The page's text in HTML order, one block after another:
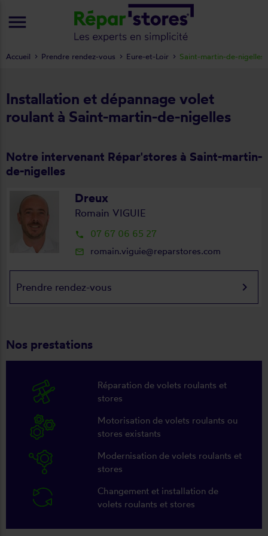
Installation et dépannage volet
roulant à Saint-martin-de-nigelles
Notre intervenant Répar'stores à Saint-martin-
de-nigelles
Dreux
Romain VIGUIE
local_phone 07 67 06 65 27
mail_outline romain.viguie@reparstores.com
Prendre rendez-vous keyboard_arrow_right
Nos prestations
Réparation de volets roulants et
stores
Motorisation de volets roulants ou
stores existants
Modernisation de volets roulants et
stores
Changement et installation de
volets roulants et stores
Accueil Prendre rendez-vous Eure-et-Loir Saint-martin-de-nigelles
menu